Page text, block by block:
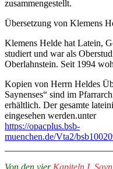
zusammengestellt.
Übersetzung von Klemens
Klemens Helde hat Latein,
studiert und war als
Oberlahnstein. Seit 1994
Kopien von Herrn Heldes
Saynenses“ sind im
erhältlich. Der gesamte
eingesehen werden.unter
https://opacplus.bsb-
muenchen.de/Vta2/
Von den vier Kapiteln I. Sayn